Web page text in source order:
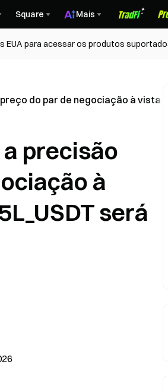
Square Mais
para acessar os produtos
do par de negociação à vista
precisão
à
será